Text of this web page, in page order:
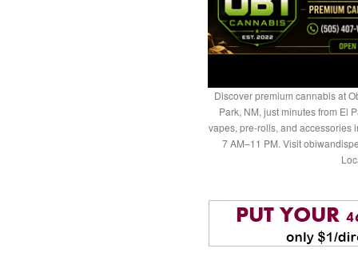
Discover premium cannabis at
Park, NM, just minutes from El
vapes, pre-rolls, and accessories
7 AM–11 PM. Visit